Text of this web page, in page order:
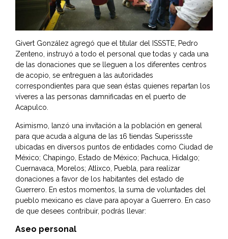
Givert González agregó que el titular del ISSSTE, Pedro
Zenteno, instruyó a todo el personal que todas y cada una
de las donaciones que se lleguen a los diferentes centros
de acopio, se entreguen a las autoridades
correspondientes para que sean éstas quienes repartan los
víveres a las personas damnificadas en el puerto de
Acapulco.
Asimismo, lanzó una invitación a la población en general
para que acuda a alguna de las 16 tiendas Superissste
ubicadas en diversos puntos de entidades como Ciudad de
México; Chapingo, Estado de México; Pachuca, Hidalgo;
Cuernavaca, Morelos; Atlixco, Puebla, para realizar
donaciones a favor de los habitantes del estado de
Guerrero. En estos momentos, la suma de voluntades del
pueblo mexicano es clave para apoyar a Guerrero. En caso
de que desees contribuir, podrás llevar:
Aseo personal